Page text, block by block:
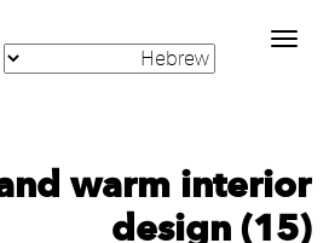
Toggle
navigation
warm interior
design (15)